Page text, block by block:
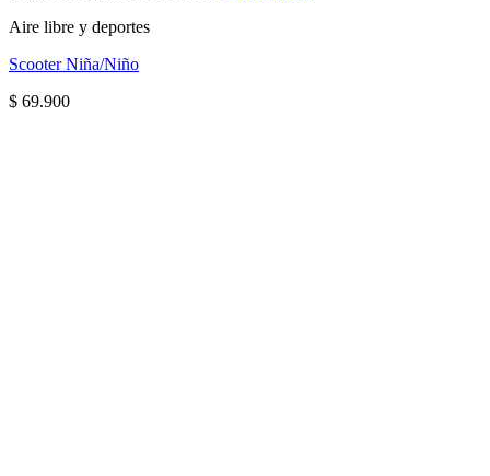
Aire libre y deportes
Scooter Niña/Niño
$ 69.900